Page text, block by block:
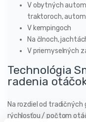
V obytných
traktoroch,
V kempingoch
Na člnoch,
V priemyselných
Technológia
radenia
Na rozdiel od
rýchlosťou / počtom